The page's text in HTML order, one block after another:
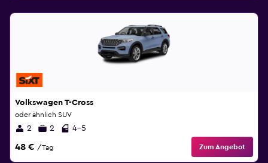
Volkswagen T-Cross
oder ähnlich SUV
2 2 4-5
48 € /Tag Zum Angebot